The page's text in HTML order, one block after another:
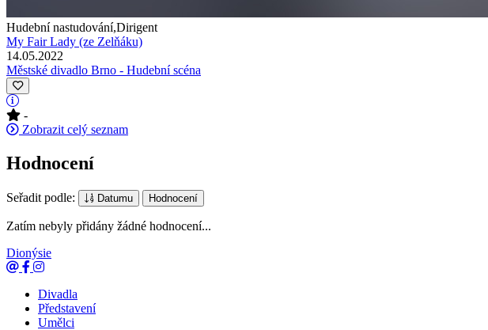
Hudební nastudování,Dirigent
My Fair Lady (ze Zelňáku)
14.05.2022
Městské divadlo Brno - Hudební scéna
-
Zobrazit celý seznam
Hodnocení
Seřadit podle: Datumu Hodnocení
Zatím nebyly přidány žádné hodnocení...
Dionýsie
Divadla
Představení
Umělci